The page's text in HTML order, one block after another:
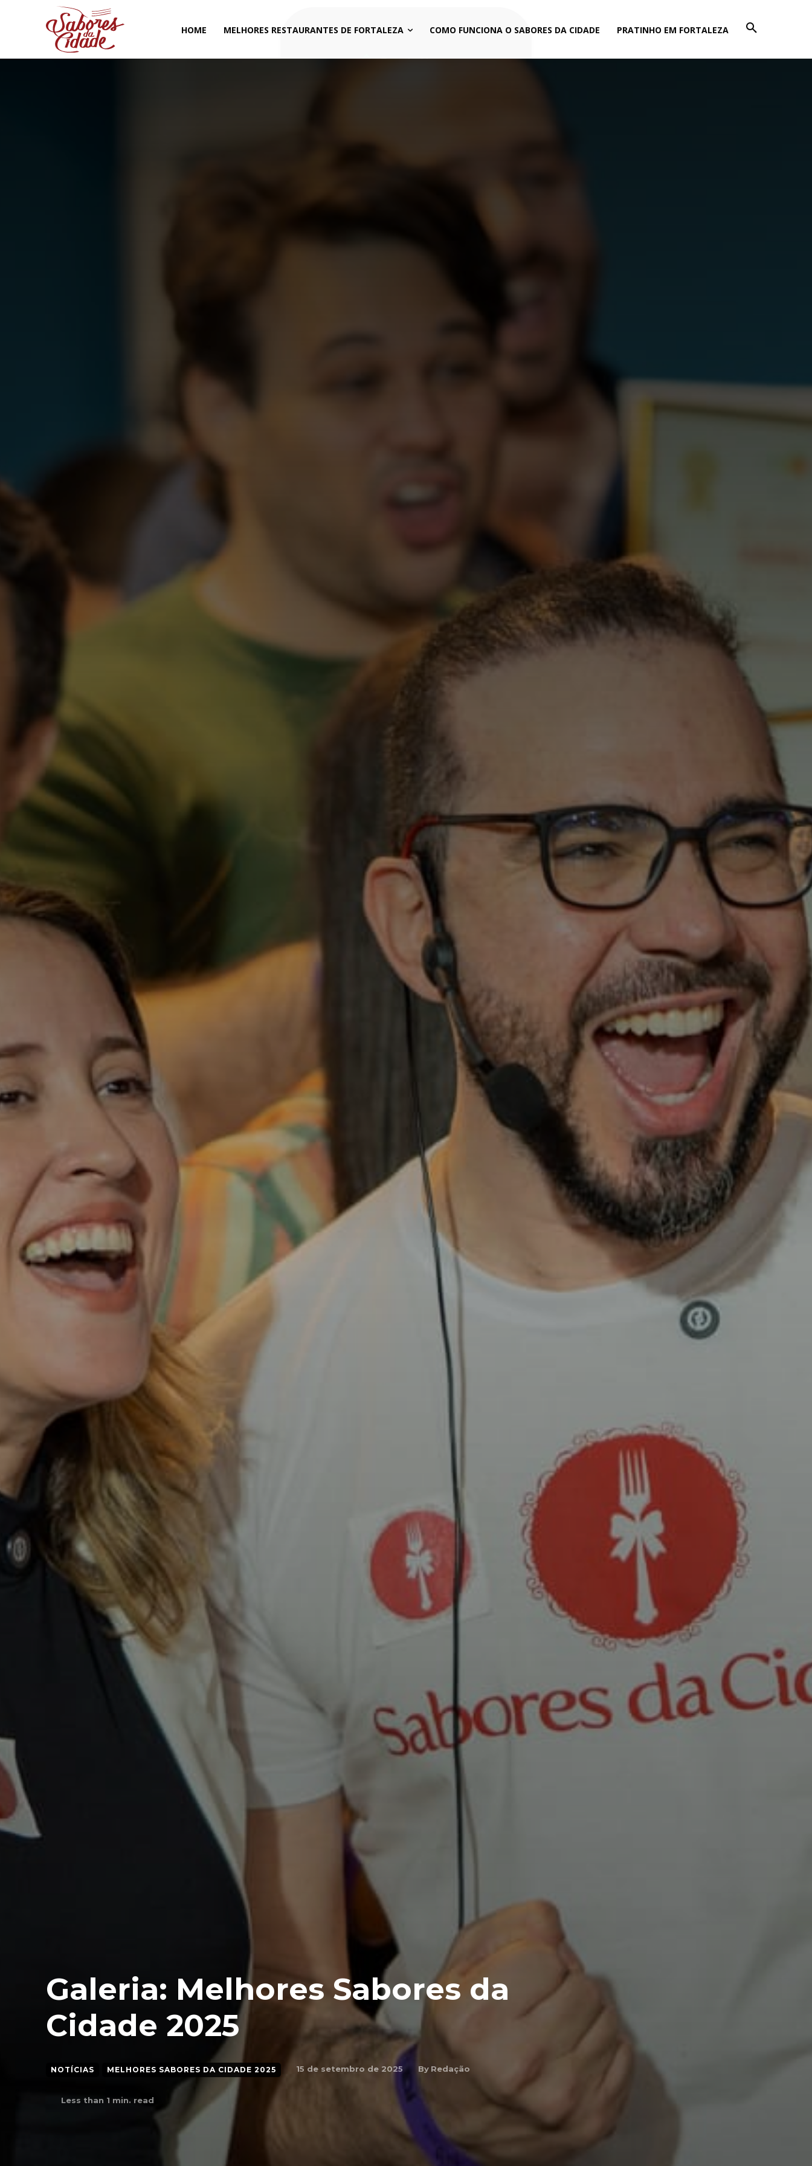
HOME MELHORES RESTAURANTES DE FORTALEZA COMO FUNCIONA O SABORES DA CIDADE PRATINHO EM FORTALEZA
Galeria: Melhores Sabores da
Cidade 2025
NOTÍCIAS MELHORES SABORES DA CIDADE 2025 15 de setembro de 2025 By Redação
Less than 1 min. read